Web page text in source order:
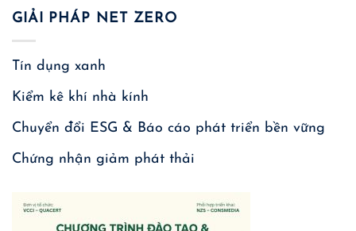
GIẢI PHÁP NET ZERO
Tín dụng xanh
Kiểm kê khí nhà kính
Chuyển đổi ESG & Báo cáo phát triển bền vững
Chứng nhận giảm phát thải